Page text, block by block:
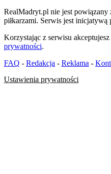
RealMadryt.pl nie jest powiązany
piłkarzami. Serwis jest
Korzystając z serwisu akceptujesz
prywatności.
FAQ - Redakcja - Reklama -
Ustawienia prywatności